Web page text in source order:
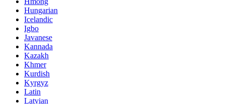
Hungarian
Icelandic
Igbo
Javanese
Kannada
Kazakh
Khmer
Kurdish
Kyrgyz
Latin
Latvian